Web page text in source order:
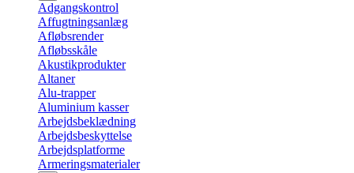
Adgangskontrol
Affugtningsanlæg
Afløbsrender
Afløbsskåle
Akustikprodukter
Altaner
Alu-trapper
Aluminium kasser
Arbejdsbeklædning
Arbejdsbeskyttelse
Arbejdsplatforme
Armeringsmaterialer